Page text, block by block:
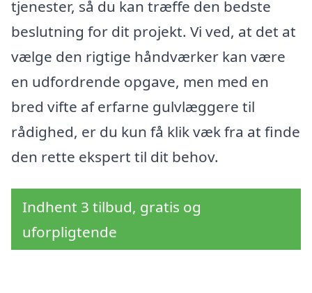
tjenester, så du kan træffe den bedste
beslutning for dit projekt. Vi ved, at det at
vælge den rigtige håndværker kan være
en udfordrende opgave, men med en
bred vifte af erfarne gulvlæggere til
rådighed, er du kun få klik væk fra at finde
den rette ekspert til dit behov.
Indhent 3 tilbud, gratis og
uforpligtende